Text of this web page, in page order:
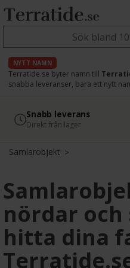
NYTT NAMN
Terratide.se byter namn till
snabba leveranser, bara ett nytt
4.8
Läs omdömen på Google
Snabb leverans
Direkt från lager
Samlarobjekt
nördar och
hitta dina